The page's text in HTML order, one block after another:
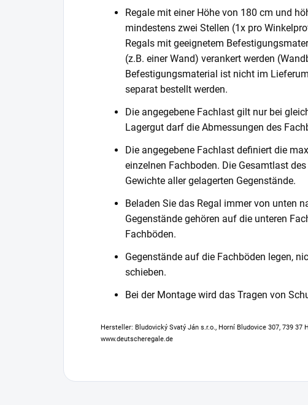
Regale mit einer Höhe von 180 cm und
mindestens zwei Stellen (1x pro
Regals mit geeignetem
(z.B. einer Wand) verankert werden
Befestigungsmaterial ist nicht im
separat bestellt werden.
Die angegebene Fachlast gilt nur bei
Lagergut darf die Abmessungen des
Die angegebene Fachlast definiert die
einzelnen Fachboden. Die Gesamtlast
Gewichte aller gelagerten Gegenstände.
Beladen Sie das Regal immer von unten
Gegenstände gehören auf die unteren
Fachböden.
Gegenstände auf die Fachböden legen,
schieben.
Bei der Montage wird das Tragen von
Hersteller: Bludovický Svatý Ján s.r.o., Horní Bludovice 307, 739 37
www.deutscheregale.de